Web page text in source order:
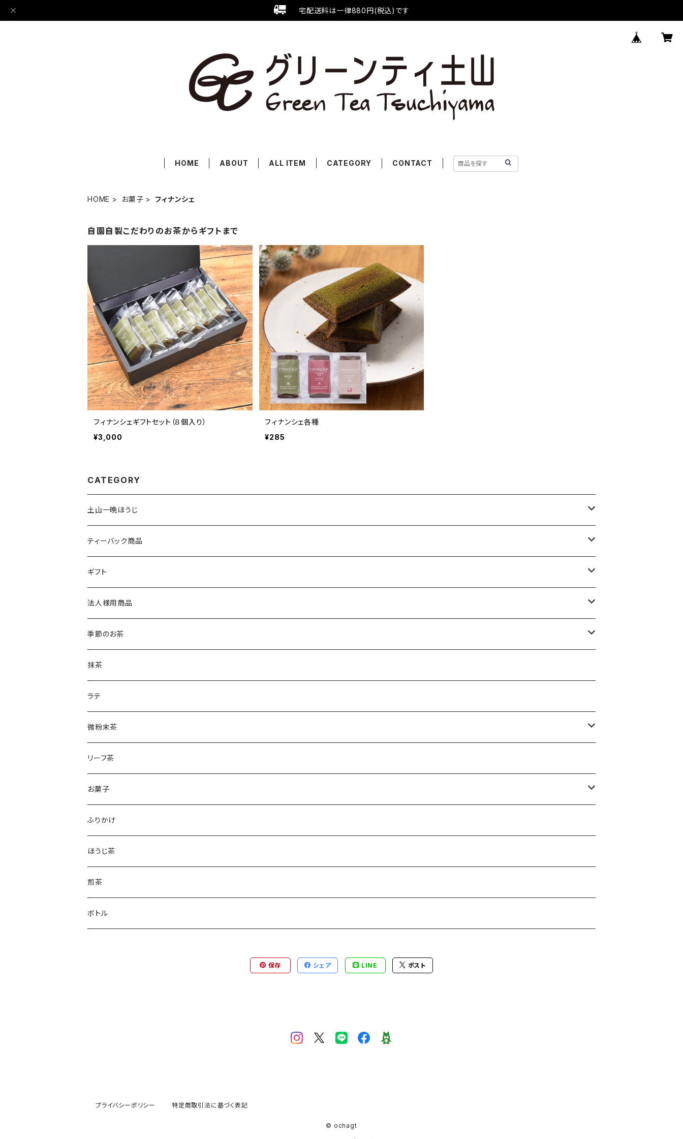
宅配送料は一律880円(税込)です
HOME ABOUT ALL ITEM CATEGORY CONTACT
HOME お菓子 フィナンシェ
自園自製こだわりのお茶からギフトまで
フィナンシェギフトセット（８個入り）
¥3,000
フィナンシェ各種
¥285
CATEGORY
土山一晩ほうじ
土山一晩ほうじ 木蘭（もくらん）
土山一晩ほうじ 路考（ろこう）
土山一晩ほうじフィナンシェ
ティーバック商品
緑茶のティーバック
和紅茶のティーバック
ほうじ茶のティーバック
土山一晩ほうじティーバッグ
ギフト
かぶせ茶
和紅茶とフィナンシェ
フィナンシェ
土山一晩ほうじ
法人様用商品
微粉末かぶせ茶
微粉末ほうじ茶
微粉末和紅茶
季節のお茶
新茶
刈下茶
水出しかぶせ茶
抹茶
ラテ
微粉末茶
かぶせ茶
ほうじ茶
和紅茶
リーフ茶
お菓子
フィナンシェ
ふりかけ
ほうじ茶
煎茶
ボトル
保存 シェア LINE ポスト
プライバシーポリシー 特定商取引法に基づく表記
© ochagt